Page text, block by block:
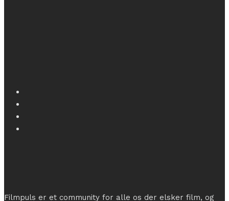
Filmpuls er et community for alle os der elsker film, og